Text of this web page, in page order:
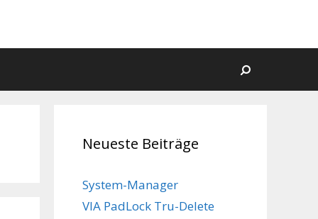
Suchen
Neueste Beiträge
System-Manager
VIA PadLock Tru-Delete